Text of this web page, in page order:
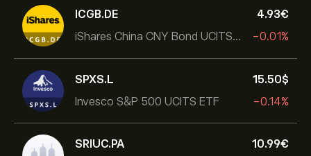
ICGB.DE
iShares China CNY Bond UCITS ETF
4.93‎€‎
-0.01%
SPXS.L
Invesco S&P 500 UCITS ETF
15.50‎$‎
-0.14%
SRIUC.PA
10.99‎€‎